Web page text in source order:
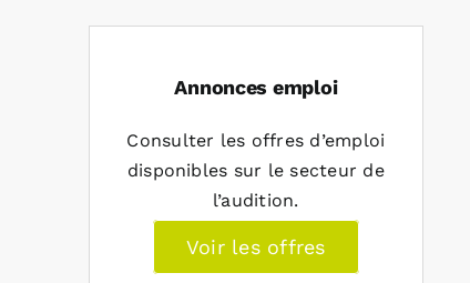
Annonces emploi
Consulter les offres d’emploi
disponibles sur le secteur de
l’audition.
Voir les offres